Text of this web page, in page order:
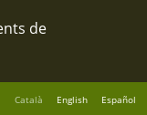
Català English Español